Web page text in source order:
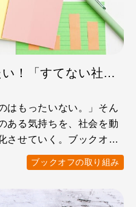
リユースの輪を広げたい！「すてない社会」を創る3つの取り組みを数字でチェック
はもったいない。」そん
ある気持ちを、社会を動
させていく。ブックオフ
ブックオフの取り組み